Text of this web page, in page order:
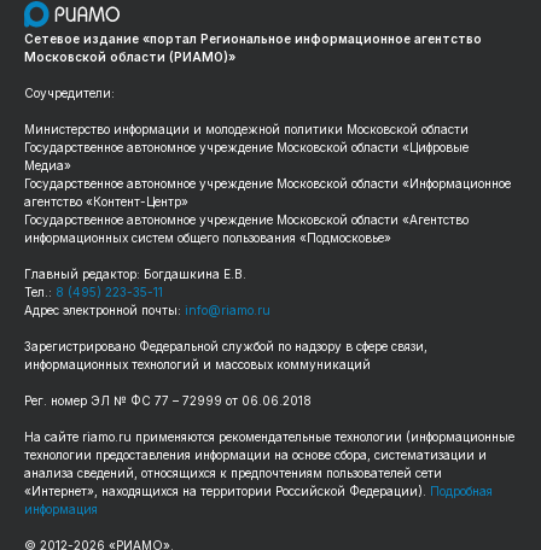
Сетевое издание «портал Региональное информационное агентство
Московской области (РИАМО)»
Соучредители:
Министерство информации и молодежной политики Московской области
Государственное автономное учреждение Московской области «Цифровые
Медиа»
Государственное автономное учреждение Московской области «Информационное
агентство «Контент-Центр»
Государственное автономное учреждение Московской области «Агентство
информационных систем общего пользования «Подмосковье»
Главный редактор: Богдашкина Е.В.
Тел.: 8 (495) 223-35-11
Адрес электронной почты: info@riamo.ru
Зарегистрировано Федеральной службой по надзору в сфере связи,
информационных технологий и массовых коммуникаций
Рег. номер ЭЛ № ФС 77 – 72999 от 06.06.2018
На сайте riamo.ru применяются рекомендательные технологии (информационные
технологии предоставления информации на основе сбора, систематизации и
анализа сведений, относящихся к предпочтениям пользователей сети
«Интернет», находящихся на территории Российской Федерации). Подробная
информация
© 2012-2026 «РИАМО».